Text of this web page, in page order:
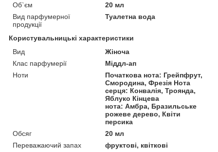
Об`єм
20 мл
Вид парфумерної
продукції
Туалетна вода
Користувальницькі характеристики
Вид
Жіноча
Клас парфумерії
Міддл-ап
Ноти
Початкова нота: Грейпфрут,
Смородина, Фрезія Нота
серця: Конвалія, Троянда,
Яблуко Кінцева
нота: Амбра, Бразильське
рожеве дерево, Квіти
персика
Обсяг
20 мл
Переважаючий запах
фруктові, квіткові